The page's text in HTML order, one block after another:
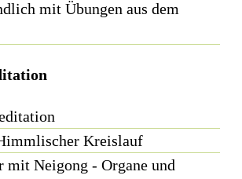
mit Übungen aus dem
Kreislauf
mit Neigong - Organe und